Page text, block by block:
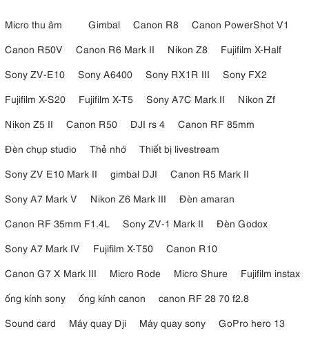
Micro thu âm Gimbal Canon R8
Canon PowerShot V1
Canon R50V
Canon R6 Mark II Nikon Z8
Fujifilm X-Half
Sony ZV-E10
Sony A6400 Sony RX1R III
Sony FX2
Fujifilm X-S20
Fujifilm X-T5 Sony A7C Mark II
Nikon Zf
Nikon Z5 II
Canon R50 DJI rs 4
Canon RF 85mm
Đèn chụp studio
Thẻ nhớ
Thiết bị livestream
Sony ZV E10 Mark II
gimbal DJI
Canon R5 Mark II
Sony A7 Mark V
Nikon Z6 Mark III
Đèn amaran
Canon RF 35mm F1.4L
Sony ZV-1 Mark II
Đèn Godox
Sony A7 Mark IV
Fujifilm X-T50
Canon R10
Canon G7 X Mark III
Micro Rode Micro Shure
Fujifilm instax
ống kính sony
ống kính canon
canon RF 28 70 f2.8
Sound card
Máy quay Dji Máy quay sony
GoPro hero 13